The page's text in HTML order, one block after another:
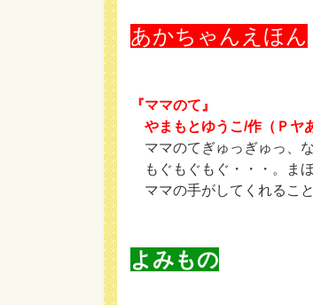
あかちゃんえほん
『ママのて』
やまもとゆうこ/作（Ｐヤ
ママのてぎゅっぎゅっ、
もぐもぐもぐ・・・。ま
ママの手がしてくれるこ
よみもの